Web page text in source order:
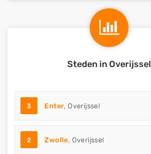
Steden in Overijssel
3 Enter, Overijssel
2 Zwolle, Overijssel